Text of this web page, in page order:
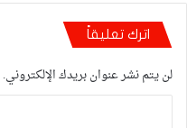
اترك تعليقاً
لن يتم نشر عنوان بريدك الإلكتروني.